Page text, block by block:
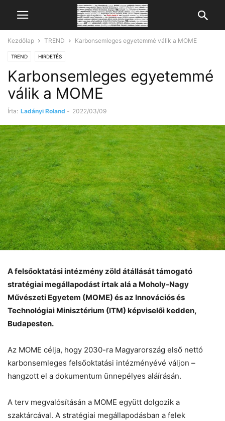
Kezdőlap TREND Karbonsemleges egyetemmé válik a MOME
TREND HIRDETÉS
Karbonsemleges egyetemmé
válik a MOME
Írta: Ladányi Roland - 2022/03/09
A felsőoktatási intézmény zöld átállását támogató
stratégiai megállapodást írtak alá a Moholy-Nagy
Művészeti Egyetem (MOME) és az Innovációs és
Technológiai Minisztérium (ITM) képviselői kedden,
Budapesten.
Az MOME célja, hogy 2030-ra Magyarország első nettó
karbonsemleges felsőoktatási intézményévé váljon –
hangzott el a dokumentum ünnepélyes aláírásán.
A terv megvalósításán a MOME együtt dolgozik a
szaktárcával. A stratégiai megállapodásban a felek